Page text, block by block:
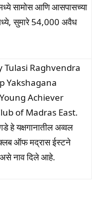
सामोस आणि आसपासच्या
सुमारे 54,000 अवैध
Tulasi Raghvendra
Yakshagana
Achiever
of Madras East.
हे यक्षगानातील अव्वल
क्लब ऑफ मद्रास ईस्टने
नाव दिले आहे.